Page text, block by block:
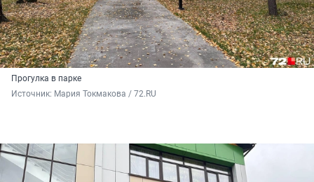
Прогулка в парке
Источник: Мария Токмакова / 72.RU